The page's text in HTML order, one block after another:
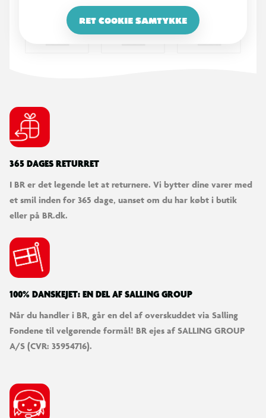
RET COOKIE SAMTYKKE
365 DAGES RETURRET
I BR er det legende let at returnere. Vi bytter dine varer med
et smil inden for 365 dage, uanset om du har købt i butik
eller på BR.dk.
100% DANSKEJET: EN DEL AF SALLING GROUP
Når du handler i BR, går en del af overskuddet via Salling
Fondene til velgørende formål! BR ejes af SALLING GROUP
A/S (CVR: 35954716).